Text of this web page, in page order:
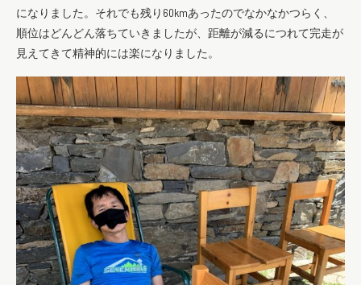
になり ました。それでも残り60kmあったのでなかなかつらく、
順位はどんどん落ちていきましたが、 距離が減るにつれて完走が
見えてきて精神的には楽になりました。